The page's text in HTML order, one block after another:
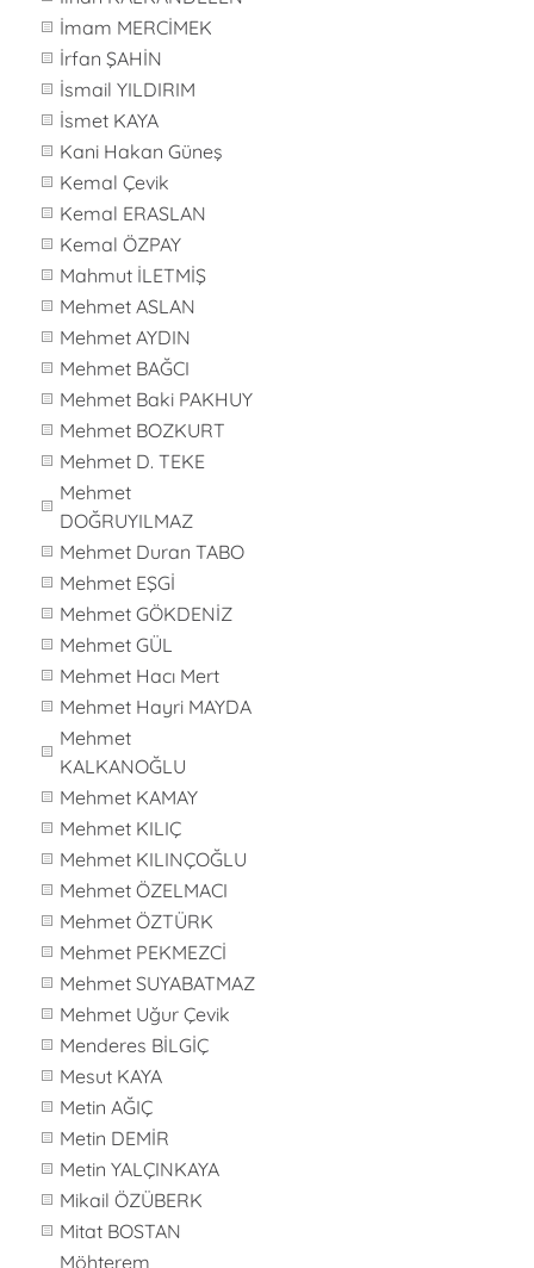
İmam MERCİMEK
İrfan ŞAHİN
İsmail YILDIRIM
İsmet KAYA
Kani Hakan Güneş
Kemal Çevik
Kemal ERASLAN
Kemal ÖZPAY
Mahmut İLETMİŞ
Mehmet ASLAN
Mehmet AYDIN
Mehmet BAĞCI
Mehmet Baki PAKHUY
Mehmet BOZKURT
Mehmet D. TEKE
Mehmet
DOĞRUYILMAZ
Mehmet Duran TABO
Mehmet EŞGİ
Mehmet GÖKDENİZ
Mehmet GÜL
Mehmet Hacı Mert
Mehmet Hayri MAYDA
Mehmet
KALKANOĞLU
Mehmet KAMAY
Mehmet KILIÇ
Mehmet KILINÇOĞLU
Mehmet ÖZELMACI
Mehmet ÖZTÜRK
Mehmet PEKMEZCİ
Mehmet SUYABATMAZ
Mehmet Uğur Çevik
Menderes BİLGİÇ
Mesut KAYA
Metin AĞIÇ
Metin DEMİR
Metin YALÇINKAYA
Mikail ÖZÜBERK
Mitat BOSTAN
Möhterem